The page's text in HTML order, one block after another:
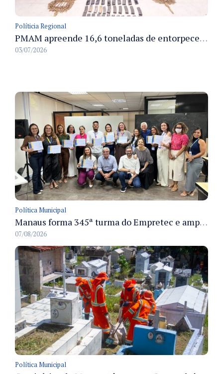
Políticia Regional
PMAM apreende 16,6 toneladas de entorpecentes e registra aumento nas prisões em flagrante e nas capturas de foragidos no primeiro semestre de 2026
03/07/2026
Política Municipal
Manaus forma 345ª turma do Empretec e amplia qualificação de empreendedores na cidade
07/08/2026
Política Municipal